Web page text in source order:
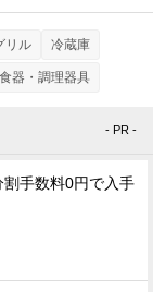
リル 冷蔵庫
食器・調理器具
- PR -
手数料0円で入手